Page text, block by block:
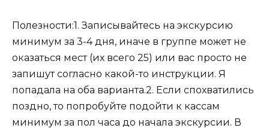
Полезности:1. Записывайтесь на экскурсию
минимум за 3-4 дня, иначе в группе может не
оказаться мест (их всего 25) или вас просто не
запишут согласно какой-то инструкции. Я
попадала на оба варианта.2. Если спохватились
поздно, то попробуйте подойти к кассам
минимум за пол часа до начала экскурсии. В